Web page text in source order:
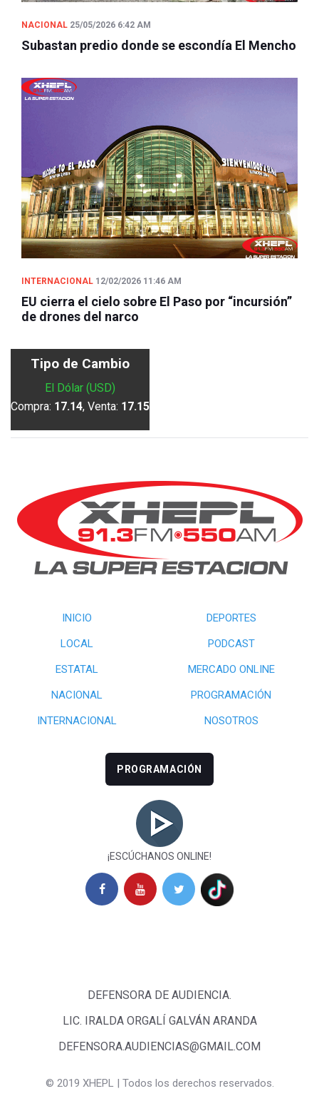
NACIONAL 25/05/2026 6:42 AM
Subastan predio donde se escondía El Mencho
INTERNACIONAL 12/02/2026 11:46 AM
EU cierra el cielo sobre El Paso por “incursión”
de drones del narco
Tipo de Cambio
El Dólar (USD)
Compra: 17.14, Venta: 17.15
INICIO
DEPORTES
LOCAL
PODCAST
ESTATAL
MERCADO ONLINE
NACIONAL
PROGRAMACIÓN
INTERNACIONAL
NOSOTROS
PROGRAMACIÓN
¡ESCÚCHANOS ONLINE!
DEFENSORA DE AUDIENCIA.
LIC. IRALDA ORGALÍ GALVÁN ARANDA
DEFENSORA.AUDIENCIAS@GMAIL.COM
© 2019 XHEPL | Todos los derechos reservados.